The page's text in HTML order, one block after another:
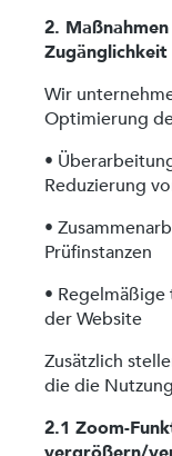
2.
Zugänglichkeit
Wir
Optimierung
•
Reduzierung
•
Prüfinstanzen
•
der Website
Zusätzlich
die die
2.1 Zoom-